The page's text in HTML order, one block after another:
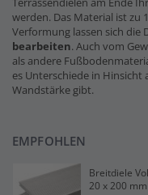
werden. Das Material ist zu
Verformung lassen sich die
bearbeiten. Auch vom
als andere
es Unterschiede in
Wandstärke gibt.
EMPFOHLEN
Breitdiele
20 x 200 mm